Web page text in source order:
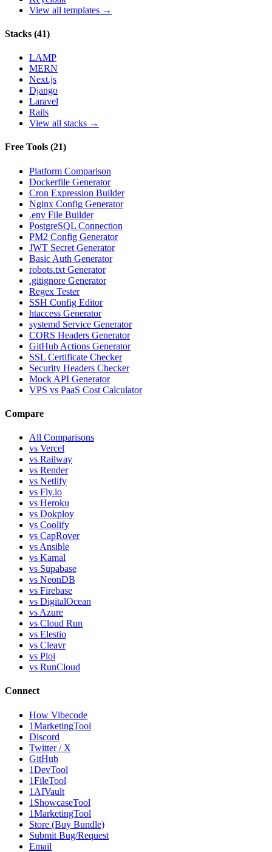
View all templates →
Stacks (41)
LAMP
MERN
Next.js
Django
Laravel
Rails
View all stacks →
Free Tools (21)
Platform Comparison
Dockerfile Generator
Cron Expression Builder
Nginx Config Generator
.env File Builder
PostgreSQL Connection
PM2 Config Generator
JWT Secret Generator
Basic Auth Generator
robots.txt Generator
.gitignore Generator
Regex Tester
SSH Config Editor
htaccess Generator
systemd Service Generator
CORS Headers Generator
GitHub Actions Generator
SSL Certificate Checker
Security Headers Checker
Mock API Generator
VPS vs PaaS Cost Calculator
Compare
All Comparisons
vs Vercel
vs Railway
vs Render
vs Netlify
vs Fly.io
vs Heroku
vs Dokploy
vs Coolify
vs CapRover
vs Ansible
vs Kamal
vs Supabase
vs NeonDB
vs Firebase
vs DigitalOcean
vs Azure
vs Cloud Run
vs Elestio
vs Cleavr
vs Ploi
vs RunCloud
Connect
How Vibecode
1MarketingTool
Discord
Twitter / X
GitHub
1DevTool
1FileTool
1AIVault
1ShowcaseTool
1MarketingTool
Store (Buy Bundle)
Submit Bug/Request
Email